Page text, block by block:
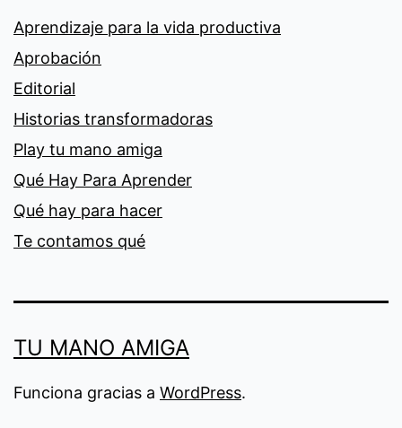
Aprendizaje para la vida productiva
Aprobación
Editorial
Historias transformadoras
Play tu mano amiga
Qué Hay Para Aprender
Qué hay para hacer
Te contamos qué
TU MANO AMIGA
Funciona gracias a WordPress.